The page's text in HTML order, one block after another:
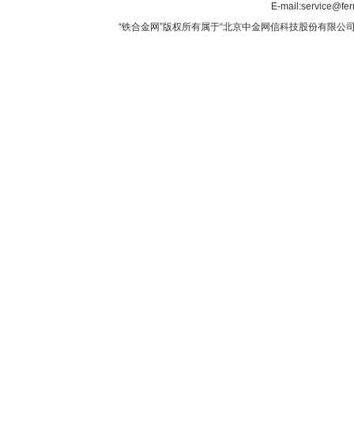
E-
“铁合金网”版权所有属于“北京中金网信科技股份有限公